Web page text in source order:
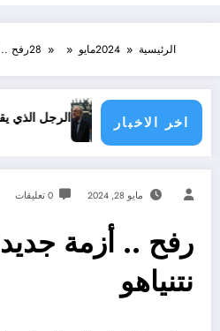
الرئيسية 2024مايو 28رفح ..
اخر الاخبار
الدول الأطراف الرجل الذي يقود ملف
مايو 28, 2024 0 تعليقات
رفح .. أزمة
نتنياهو